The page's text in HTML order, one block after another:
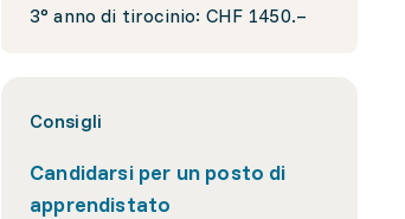
3° anno di tirocinio: CHF 1450.–
Consigli
Candidarsi per un posto di
apprendistato